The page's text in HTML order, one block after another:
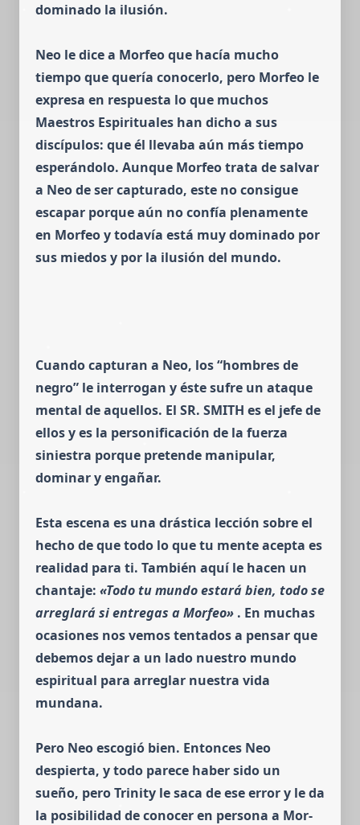
dominado la ilusión.
Neo le dice a Morfeo que hacía mucho
tiempo que quería conocerlo, pero Morfeo le
expresa en respuesta lo que muchos
Maestros Espirituales han dicho a sus
discípulos: que él llevaba aún más tiempo
esperándolo. Aunque Morfeo trata de salvar
a Neo de ser capturado, este no consigue
escapar porque aún no confía plenamente
en Morfeo y todavía está muy dominado por
sus miedos y por la ilusión del mundo.
Cuando capturan a Neo, los “hombres de
negro” le interrogan y éste sufre un ataque
mental de aquellos. El SR. SMITH es el jefe de
ellos y es la personificación de la fuerza
siniestra porque pretende manipular,
dominar y engañar.
Esta escena es una drástica lección sobre el
hecho de que todo lo que tu mente acepta es
realidad para ti. También aquí le hacen un
chantaje: «Todo tu mundo estará bien, todo se
arreglará si entregas a Morfeo» . En muchas
ocasiones nos vemos tentados a pensar que
debemos dejar a un lado nuestro mundo
espiritual para arreglar nuestra vida
mundana.
Pero Neo escogió bien. Entonces Neo
despierta, y todo parece haber sido un
sueño, pero Tri­nity le saca de ese error y le da
la posibilidad de conocer en persona a Mor­